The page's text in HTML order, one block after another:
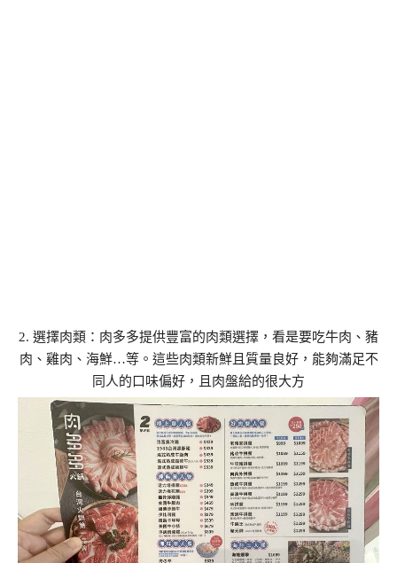
2. 選擇肉類：肉多多提供豐富的肉類選擇，看是要吃牛肉、豬
肉、雞肉、海鮮…等。這些肉類新鮮且質量良好，能夠滿足不
同人的口味偏好，且肉盤給的很大方